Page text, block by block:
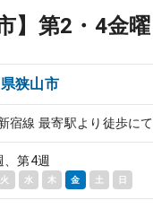
】第2・4金
狭山市
宿線 最寄駅より徒歩に
、第4週
火 水 木 金 土 日